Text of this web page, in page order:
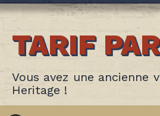
TARIF
Vous avez une ancienne
Heritage !